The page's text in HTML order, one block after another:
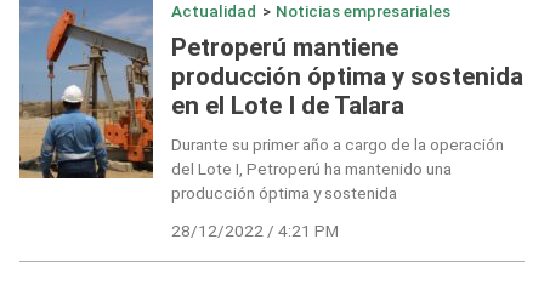
Actualidad > Noticias empresariales
Petroperú mantiene
producción óptima y sostenida
en el Lote I de Talara
Durante su primer año a cargo de la operación
del Lote I, Petroperú ha mantenido una
producción óptima y sostenida
28/12/2022 / 4:21 PM